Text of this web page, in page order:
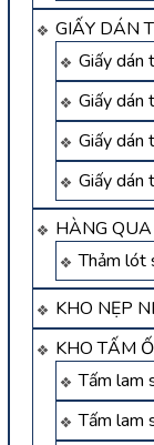
GIẤY DÁN
Giấy dán
Giấy dán
Giấy dán
Giấy dán
HÀNG
Thảm lót
KHO NẸP
KHO TẤM
Tấm lam
Tấm lam